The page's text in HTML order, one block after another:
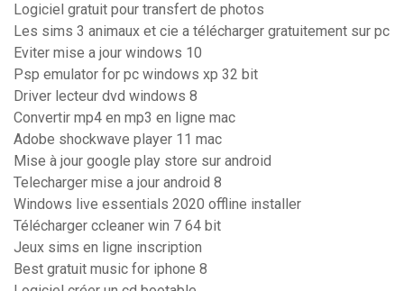
Logiciel gratuit pour transfert de photos
Les sims 3 animaux et cie a télécharger gratuitement sur pc
Eviter mise a jour windows 10
Psp emulator for pc windows xp 32 bit
Driver lecteur dvd windows 8
Convertir mp4 en mp3 en ligne mac
Adobe shockwave player 11 mac
Mise à jour google play store sur android
Telecharger mise a jour android 8
Windows live essentials 2020 offline installer
Télécharger ccleaner win 7 64 bit
Jeux sims en ligne inscription
Best gratuit music for iphone 8